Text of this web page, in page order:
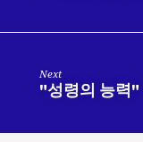
Next
"성령의 능력"